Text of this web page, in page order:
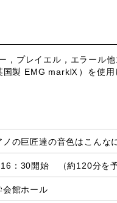
，プレイエル，エラール
製 EMG markⅨ）を使用
の巨匠達の音色はこんな
：30開始 （約120分を予
館ホール